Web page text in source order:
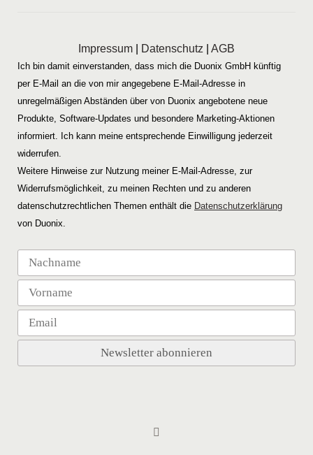
Impressum Datenschutz AGB
Ich bin damit einverstanden, dass mich die Duonix GmbH künftig
per E-Mail an die von mir angegebene E-Mail-Adresse in
unregelmäßigen Abständen über von Duonix angebotene neue
Produkte, Software-Updates und besondere Marketing-Aktionen
informiert. Ich kann meine entsprechende Einwilligung jederzeit
widerrufen.
Weitere Hinweise zur Nutzung meiner E-Mail-Adresse, zur
Widerrufsmöglichkeit, zu meinen Rechten und zu anderen
datenschutzrechtlichen Themen enthält die Datenschutzerklärung
von Duonix.